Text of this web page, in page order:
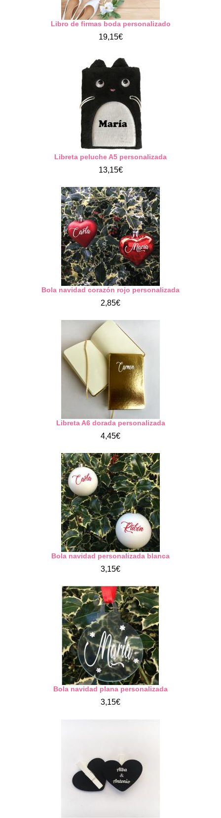
Libro de firmas boda personalizado
19,15€
Libreta peluche A5 personalizada
13,15€
Bola navidad corazón rojo personalizada
2,85€
Libreta A6 dorada personalizada
4,45€
Bola navidad personalizada blanca
3,15€
Bola navidad plana personalizada
3,15€